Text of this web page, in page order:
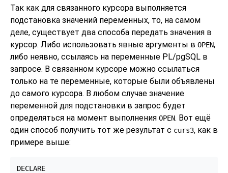
Так как для связанного курсора выполняется
подстановка значений переменных, то, на самом
деле, существует два способа передать значения в
курсор. Либо использовать явные аргументы в OPEN,
либо неявно, ссылаясь на переменные PL/pgSQL в
запросе. В связанном курсоре можно ссылаться
только на те переменные, которые были объявлены
до самого курсора. В любом случае значение
переменной для подстановки в запрос будет
определяться на момент выполнения OPEN. Вот ещё
один способ получить тот же результат с curs3, как в
примере выше:
DECLARE